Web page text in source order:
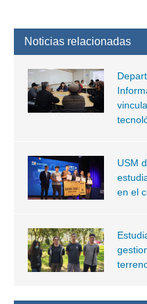
Noticias relacionadas
USM
en el